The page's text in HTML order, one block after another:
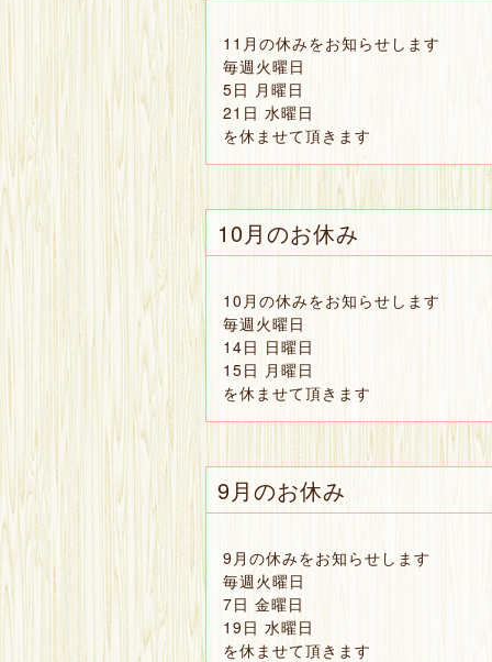
11月の休みをお知らせします
毎週火曜日
5日 月曜日
21日 水曜日
を休ませて頂きます
10月のお休み
10月の休みをお知らせします
毎週火曜日
14日 日曜日
15日 月曜日
を休ませて頂きます
9月のお休み
9月の休みをお知らせします
毎週火曜日
7日 金曜日
19日 水曜日
を休ませて頂きます